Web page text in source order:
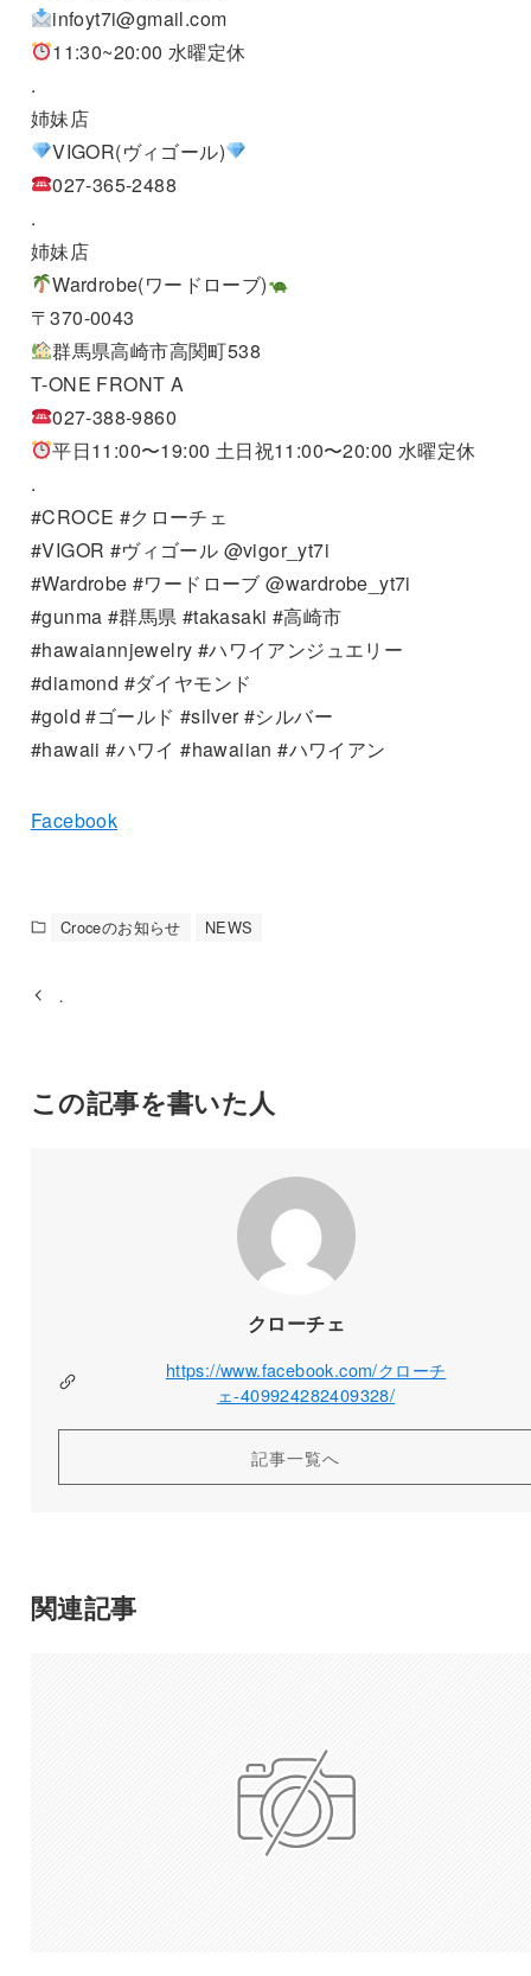
infoyt7i@gmail.com
11:30~20:00 水曜定休
.
姉妹店
VIGOR(ヴィゴール)
027-365-2488
.
姉妹店
Wardrobe(ワードローブ)
〒370-0043
群馬県高崎市高関町538
T-ONE FRONT A
027-388-9860
平日11:00〜19:00 土日祝11:00〜20:00 水曜定休
.
#CROCE #クローチェ
#VIGOR #ヴィゴール @vigor_yt7i
#Wardrobe #ワードローブ @wardrobe_yt7i
#gunma #群馬県 #takasaki #高崎市
#hawaiannjewelry #ハワイアンジュエリー
#diamond #ダイヤモンド
#gold #ゴールド #silver #シルバー
#hawaii #ハワイ #hawaiian #ハワイアン
Facebook
Croceのお知らせ NEWS
．
この記事を書いた人
クローチェ
https://www.facebook.com/クローチ
ェ-409924282409328/
記事一覧へ
関連記事